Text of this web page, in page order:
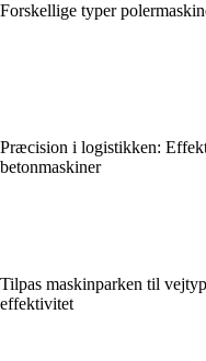
Forskellige typer
Præcision i logistikken:
betonmaskiner
Tilpas maskinparken til
effektivitet